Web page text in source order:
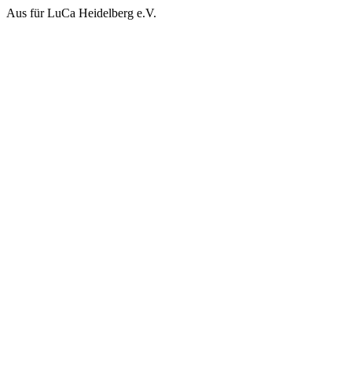
Aus für LuCa Heidelberg e.V.